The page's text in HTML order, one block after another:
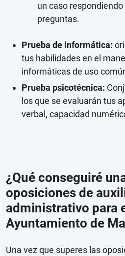
un caso
preguntas.
Prueba de informática:
tus habilidades en el
informáticas de uso
Prueba psicotécnica:
los que se evaluarán tus
verbal, capacidad
¿Qué conseguiré
oposiciones de
administrativo para
Ayuntamiento de
Una vez que superes las